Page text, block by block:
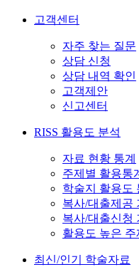
고객센터
자주 찾는 질문
상담 신청
상담 내역 확인
고객제안
신고센터
RISS 활용도 분석
자료 현황 통계
주제별 활용통
학술지 활용도
복사/대출제공
복사/대출신청
활용도 높은 주
최신/인기 학술자료